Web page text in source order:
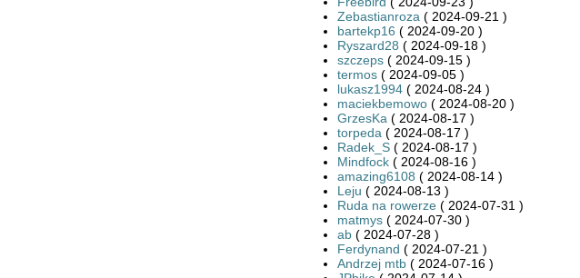
Zebastianroza ( 2024-09-21 )
bartekp16 ( 2024-09-20 )
Ryszard28 ( 2024-09-18 )
szczeps( 2024-09-15 )
termos( 2024-09-05 )
lukasz1994( 2024-08-24 )
maciekbemowo( 2024-08-20 )
GrzesKa ( 2024-08-17 )
torpeda ( 2024-08-17 )
Radek_S( 2024-08-17 )
Mindfock( 2024-08-16 )
amazing6108 ( 2024-08-14 )
Leju ( 2024-08-13 )
Ruda na rowerze( 2024-07-31 )
matmys( 2024-07-30 )
ab( 2024-07-28 )
Ferdynand ( 2024-07-21 )
Andrzej mtb( 2024-07-16 )